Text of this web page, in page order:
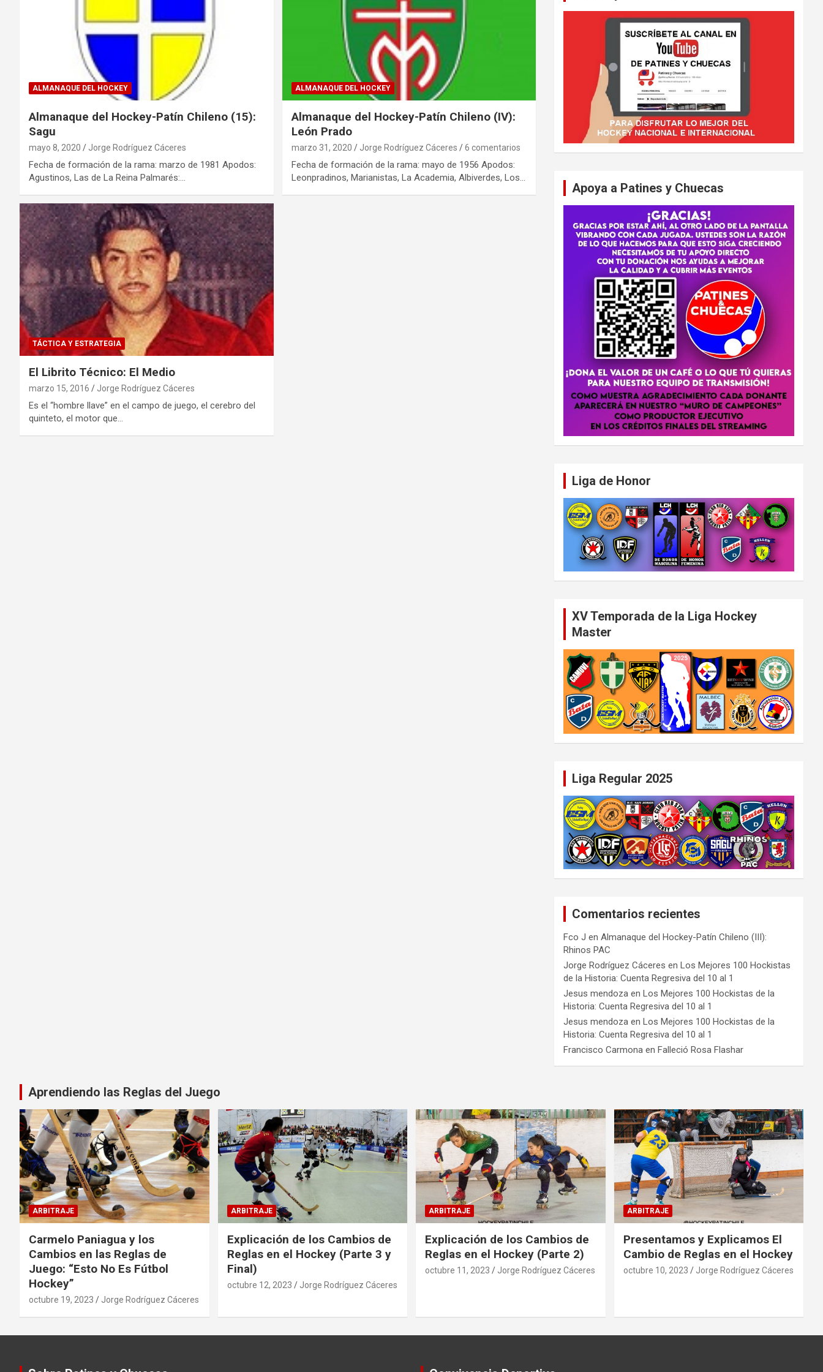
ALMANAQUE DEL HOCKEY
Almanaque del Hockey-Patín Chileno (15):
Sagu
mayo 8, 2020 Jorge Rodríguez Cáceres
Fecha de formación de la rama: marzo de 1981 Apodos:
Agustinos, Las de La Reina Palmarés:…
ALMANAQUE DEL HOCKEY
Almanaque del Hockey-Patín Chileno (IV):
León Prado
marzo 31, 2020 Jorge Rodríguez Cáceres 6 comentarios
Fecha de formación de la rama: mayo de 1956 Apodos:
Leonpradinos, Marianistas, La Academia, Albiverdes, Los…
TÁCTICA Y ESTRATEGIA
El Librito Técnico: El Medio
marzo 15, 2016 Jorge Rodríguez Cáceres
Es el “hombre llave” en el campo de juego, el cerebro del
quinteto, el motor que…
Apoya a Patines y Chuecas
Liga de Honor
XV Temporada de la Liga Hockey
Master
Liga Regular 2025
Comentarios recientes
Fco J enAlmanaque del Hockey-Patín Chileno (III):
Rhinos PAC
Jorge Rodríguez Cáceres enLos Mejores 100 Hockistas
de la Historia: Cuenta Regresiva del 10 al 1
Jesus mendoza enLos Mejores 100 Hockistas de la
Historia: Cuenta Regresiva del 10 al 1
Jesus mendoza enLos Mejores 100 Hockistas de la
Historia: Cuenta Regresiva del 10 al 1
Francisco Carmona enFalleció Rosa Flashar
Aprendiendo las Reglas del Juego
ARBITRAJE
Carmelo Paniagua y los
Cambios en las Reglas de
Juego: “Esto No Es Fútbol
Hockey”
octubre 19, 2023 Jorge Rodríguez Cáceres
ARBITRAJE
Explicación de los Cambios de
Reglas en el Hockey (Parte 3 y
Final)
octubre 12, 2023 Jorge Rodríguez Cáceres
ARBITRAJE
Explicación de los Cambios de
Reglas en el Hockey (Parte 2)
octubre 11, 2023 Jorge Rodríguez Cáceres
ARBITRAJE
Presentamos y Explicamos El
Cambio de Reglas en el Hockey
octubre 10, 2023 Jorge Rodríguez Cáceres